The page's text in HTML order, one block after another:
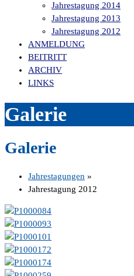
Jahrestagung 2014
Jahrestagung 2013
Jahrestagung 2012
ANMELDUNG
BEITRITT
ARCHIV
LINKS
Galerie
Galerie
Jahrestagungen »
Jahrestagung 2012